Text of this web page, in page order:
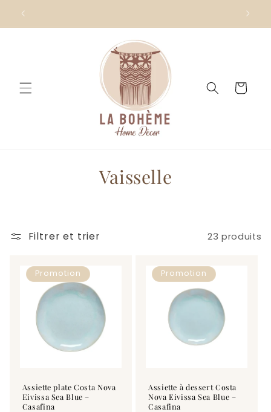
passer
au
Panier
C
c
t
i
n
Vaisselle
Filtrer et trier 23 produits
Promotion
Assiette plate Costa Nova
Eivissa Sea Blue –
Casafina
Promotion
Assiette à dessert Costa
Nova Eivissa Sea Blue –
Casafina